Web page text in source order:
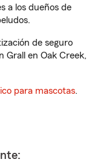
a los dueños de
de seguro
Grall en Oak Creek,
para mascotas.